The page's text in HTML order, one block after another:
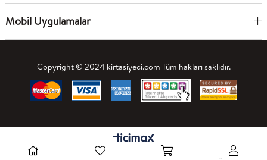
Mobil Uygulamalar
Copyright © 2024 kirtasiyeci.com Tüm hakları saklıdır.